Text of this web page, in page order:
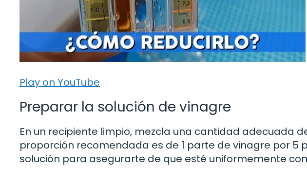
Play on YouTube
Preparar la solución de vinagre
En un recipiente limpio, mezcla una cantidad adecuada
proporción recomendada es de 1 parte de vinagre por 5
solución para asegurarte de que esté uniformemente